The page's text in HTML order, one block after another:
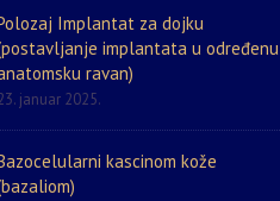
Implantat za dojku
implantata u određenu
ravan)
januar 2025.
kascinom kože